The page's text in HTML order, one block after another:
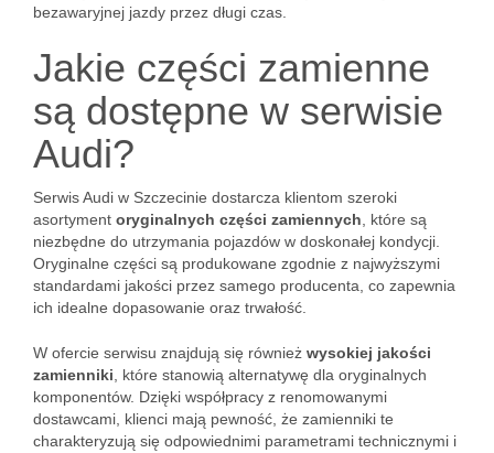
bezawaryjnej jazdy przez długi czas.
Jakie części zamienne
są dostępne w serwisie
Audi?
Serwis Audi w Szczecinie dostarcza klientom szeroki
asortyment oryginalnych części zamiennych , które są
niezbędne do utrzymania pojazdów w doskonałej kondycji.
Oryginalne części są produkowane zgodnie z najwyższymi
standardami jakości przez samego producenta, co zapewnia
ich idealne dopasowanie oraz trwałość.
W ofercie serwisu znajdują się również wysokiej jakości
zamienniki , które stanowią alternatywę dla oryginalnych
komponentów. Dzięki współpracy z renomowanymi
dostawcami, klienci mają pewność, że zamienniki te
charakteryzują się odpowiednimi parametrami technicznymi i